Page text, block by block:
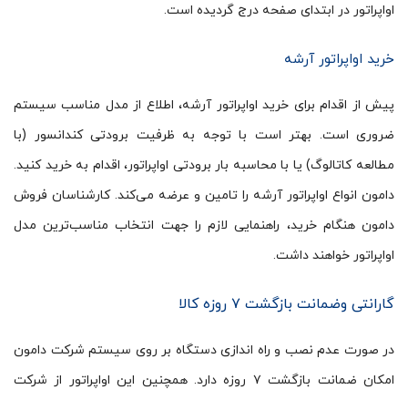
اواپراتور در ابتدای صفحه درج گردیده است.
خرید اواپراتور آرشه
پیش از اقدام برای خرید اواپراتور آرشه، اطلاع از مدل مناسب سیستم
ضروری است. بهتر است با توجه به ظرفیت برودتی کندانسور (با
مطالعه کاتالوگ) یا با محاسبه بار برودتی اواپراتور، اقدام به خرید کنید.
دامون انواع اواپراتور آرشه را تامین و عرضه می‌کند. کارشناسان فروش
دامون هنگام خرید، راهنمایی لازم را جهت انتخاب مناسب‌ترین مدل
اواپراتور خواهند داشت.
گارانتی وضمانت بازگشت ۷ روزه کالا
در صورت عدم نصب و راه اندازی دستگاه بر روی سیستم شرکت دامون
امکان ضمانت بازگشت ۷ روزه دارد. همچنین این اواپراتور از شرکت